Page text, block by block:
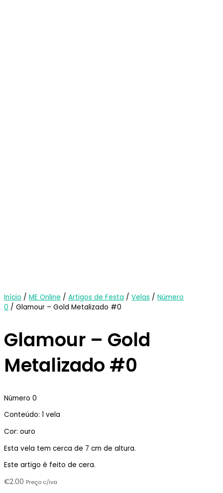
Início / ME Online / Artigos de Festa / Velas / Número
0 / Glamour – Gold Metalizado #0
Glamour – Gold
Metalizado #0
Número 0
Conteúdo: 1 vela
Cor: ouro
Esta vela tem cerca de 7 cm de altura.
Este artigo é feito de cera.
€2.00 Preço c/iva